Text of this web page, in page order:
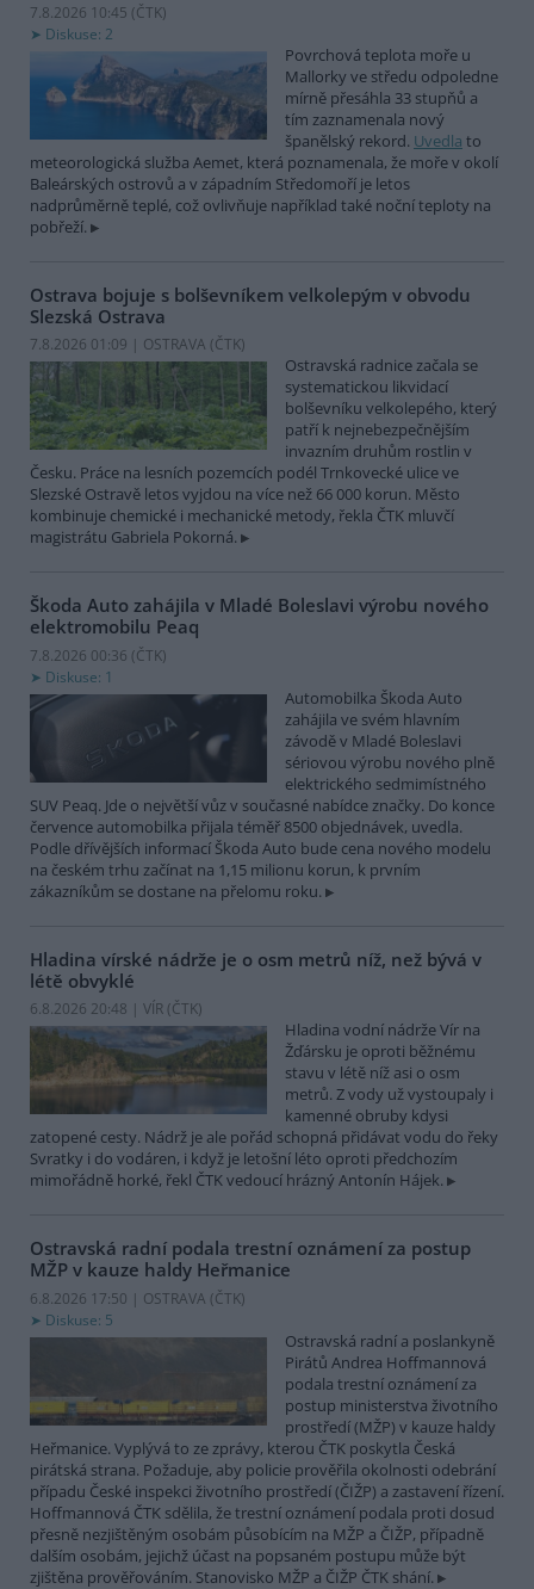
7.8.2026 10:45 (ČTK)
Diskuse: 2
Povrchová teplota moře u
Mallorky ve středu odpoledne
mírně přesáhla 33 stupňů a
tím zaznamenala nový
španělský rekord. Uvedla to
meteorologická služba Aemet, která poznamenala, že moře v okolí
Baleárských ostrovů a v západním Středomoří je letos
nadprůměrně teplé, což ovlivňuje například také noční teploty na
pobřeží.
Ostrava bojuje s bolševníkem velkolepým v obvodu
Slezská Ostrava
7.8.2026 01:09 | OSTRAVA (ČTK)
Ostravská radnice začala se
systematickou likvidací
bolševníku velkolepého, který
patří k nejnebezpečnějším
invazním druhům rostlin v
Česku. Práce na lesních pozemcích podél Trnkovecké ulice ve
Slezské Ostravě letos vyjdou na více než 66 000 korun. Město
kombinuje chemické i mechanické metody, řekla ČTK mluvčí
magistrátu Gabriela Pokorná.
Škoda Auto zahájila v Mladé Boleslavi výrobu nového
elektromobilu Peaq
7.8.2026 00:36 (ČTK)
Diskuse: 1
Automobilka Škoda Auto
zahájila ve svém hlavním
závodě v Mladé Boleslavi
sériovou výrobu nového plně
elektrického sedmimístného
SUV Peaq. Jde o největší vůz v současné nabídce značky. Do konce
července automobilka přijala téměř 8500 objednávek, uvedla.
Podle dřívějších informací Škoda Auto bude cena nového modelu
na českém trhu začínat na 1,15 milionu korun, k prvním
zákazníkům se dostane na přelomu roku.
Hladina vírské nádrže je o osm metrů níž, než bývá v
létě obvyklé
6.8.2026 20:48 | VÍR (ČTK)
Hladina vodní nádrže Vír na
Žďársku je oproti běžnému
stavu v létě níž asi o osm
metrů. Z vody už vystoupaly i
kamenné obruby kdysi
zatopené cesty. Nádrž je ale pořád schopná přidávat vodu do řeky
Svratky i do vodáren, i když je letošní léto oproti předchozím
mimořádně horké, řekl ČTK vedoucí hrázný Antonín Hájek.
Ostravská radní podala trestní oznámení za postup
MŽP v kauze haldy Heřmanice
6.8.2026 17:50 | OSTRAVA (ČTK)
Diskuse: 5
Ostravská radní a poslankyně
Pirátů Andrea Hoffmannová
podala trestní oznámení za
postup ministerstva životního
prostředí (MŽP) v kauze haldy
Heřmanice. Vyplývá to ze zprávy, kterou ČTK poskytla Česká
pirátská strana. Požaduje, aby policie prověřila okolnosti odebrání
případu České inspekci životního prostředí (ČIŽP) a zastavení řízení.
Hoffmannová ČTK sdělila, že trestní oznámení podala proti dosud
přesně nezjištěným osobám působícím na MŽP a ČIŽP, případně
dalším osobám, jejichž účast na popsaném postupu může být
zjištěna prověřováním. Stanovisko MŽP a ČIŽP ČTK shání.